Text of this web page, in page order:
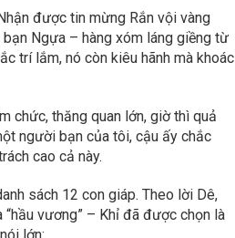
được tin mừng Rắn vội vàng
Ngựa – hàng xóm láng giềng từ
trí lắm, nó còn kiêu hãnh mà khoác
chức, thăng quan lớn, giờ thì quả
người bạn của tôi, cậu ấy chắc
cao cả này.
sách 12 con giáp. Theo lời Dê,
vương” – Khỉ đã được chọn là